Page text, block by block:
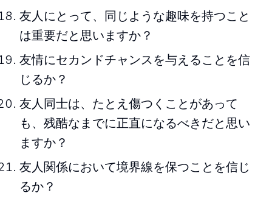
友人にとって、同じような趣味を持つこと
は重要だと思いますか？
友情にセカンドチャンスを与えることを信
じるか？
友人同士は、たとえ傷つくことがあって
も、残酷なまでに正直になるべきだと思い
ますか？
友人関係において境界線を保つことを信じ
るか？